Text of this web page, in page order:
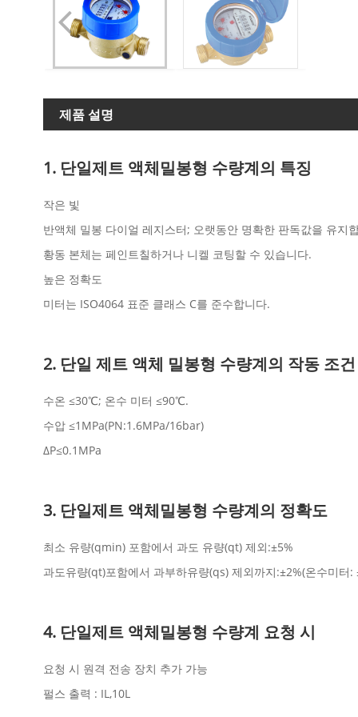
제품 설명
1. 단일제트 액체밀봉형 수량계의 특징
작은 빛
반액체 밀봉 다이얼 레지스터; 오랫동안 명확한 판독값을 유지
황동 본체는 페인트칠하거나 니켈 코팅할 수 있습니다.
높은 정확도
미터는 ISO4064 표준 클래스 C를 준수합니다.
2. 단일 제트 액체 밀봉형 수량계의 작동 조건
수온 ≤30℃; 온수 미터 ≤90℃.
수압 ≤1MPa(PN:1.6MPa/16bar)
ΔP≤0.1MPa
3. 단일제트 액체밀봉형 수량계의 정확도
최소 유량(qmin) 포함에서 과도 유량(qt) 제외:±5%
과도유량(qt)포함에서 과부하유량(qs) 제외까지:±2%(온수미터:
4. 단일제트 액체밀봉형 수량계 요청 시
요청 시 원격 전송 장치 추가 가능
펄스 출력 : IL,10L